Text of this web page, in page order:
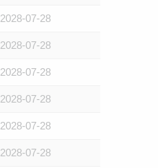
2028-07-28
2028-07-28
2028-07-28
2028-07-28
2028-07-28
2028-07-28